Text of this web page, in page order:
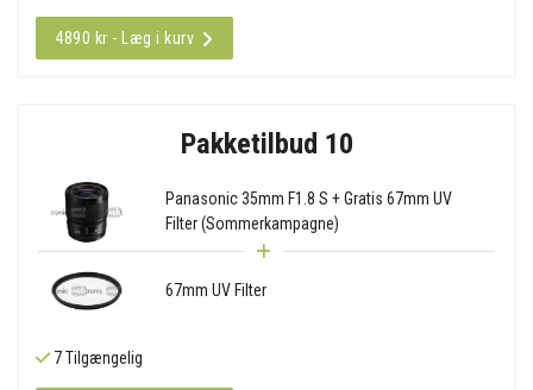
4890 kr - Læg i kurv
Pakketilbud 10
Panasonic 35mm F1.8 S + Gratis 67mm UV
Filter (Sommerkampagne)
67mm UV Filter
7 Tilgængelig